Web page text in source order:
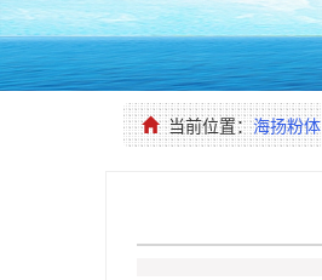
当前位置：海扬粉体